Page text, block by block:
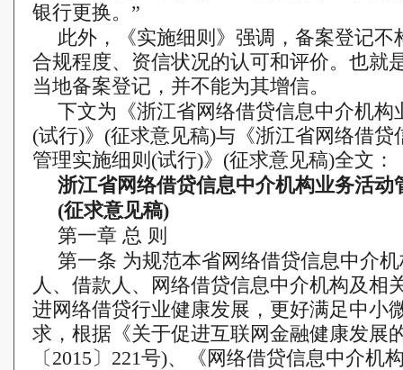
银行更换。”
此外，《实施细则》强调，备案登记不
合规程度、资信状况的认可和评价。也就
当地备案登记，并不能为其增信。
下文为《浙江省网络借贷信息中介机构
(试行)》(征求意见稿)与《浙江省网络借
管理实施细则(试行)》(征求意见稿)全文：
浙江省网络借贷信息中介机构业务活动
(征求意见稿)
第一章 总 则
第一条 为规范本省网络借贷信息中介
人、借款人、网络借贷信息中介机构及相
进网络借贷行业健康发展，更好满足中小
求，根据《关于促进互联网金融健康发展
〔2015〕221号)、《网络借贷信息中介机